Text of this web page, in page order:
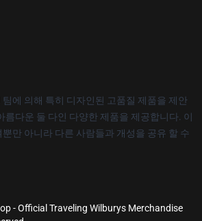
에 의해 특히 디자인된 고품질 제품을 제안
름다운 둘 다인 다양한 제품을 제공합니다. 이
만 아니라 다른 사람들과 개성을 공유 할 수
- Official Traveling Wilburys Merchandise